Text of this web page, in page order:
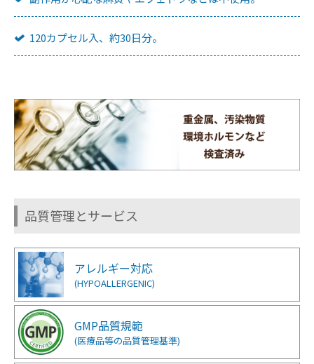
120カプセル入、約30日分。
品質管理とサービス
アレルギー対応
(HYPOALLERGENIC)
GMP品質規範
(医療品等の品質管理基準)